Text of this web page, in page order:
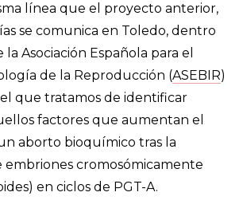
línea que el proyecto anterior,
se comunica en Toledo, dentro
Asociación Española para el
de la Reproducción (ASEBIR)
que tratamos de identificar
factores que aumentan el
aborto bioquímico tras la
embriones cromosómicamente
en ciclos de PGT-A.